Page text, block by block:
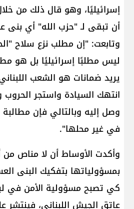
إسرائيليًا، وهو قال ذلك من
أن تبقى لـ "حزب الله" أي بنى
وتابعت: "إن مطلب نزع سلاح
ليس مطلبًا إسرائيليًا بل هو
يريد ضمانات هو الشعب
انتهك السيادة واستجر
وصل إليه وبالتالي فإن
في غير محلها".
وأكدت الأوساط أن لا مناص من
بمسؤولياتها بتفكيك البنى
كي تصبح مسؤولية الأمن في
عاتق الجيش اللبناني، فينتشر